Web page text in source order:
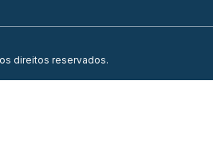
direitos reservados.